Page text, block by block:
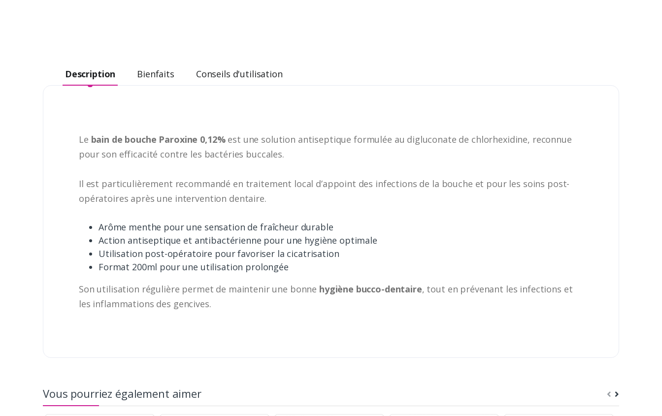
Description Bienfaits Conseils d'utilisation
Le bain de bouche Paroxine 0,12%est une solution antiseptique formulée au digluconate de chlorhexidine, reconnue
pour son efficacité contre les bactéries buccales.
Il est particulièrement recommandé en traitement local d’appoint des infections de la bouche et pour les soins post-
opératoires après une intervention dentaire.
Arôme menthe pour une sensation de fraîcheur durable
Action antiseptique et antibactérienne pour une hygiène optimale
Utilisation post-opératoire pour favoriser la cicatrisation
Format 200ml pour une utilisation prolongée
Son utilisation régulière permet de maintenir une bonne hygiène bucco-dentaire, tout en prévenant les infections et
les inflammations des gencives.
Vous pourriez également aimer